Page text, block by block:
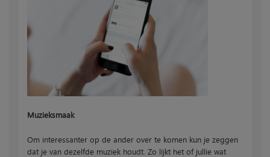
Muzieksmaak
Om interessanter op de ander over te komen kun je zeggen
dat je van dezelfde muziek houdt. Zo lijkt het of jullie wat